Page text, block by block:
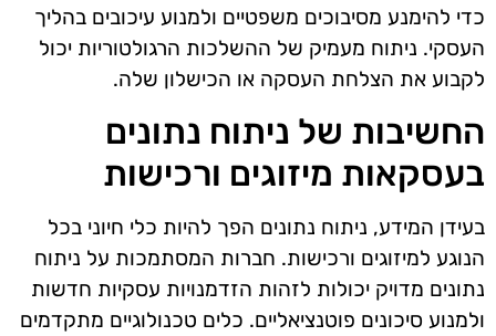
כדי להימנע מסיבוכים משפטיים ולמנוע עיכובים בהליך
העסקי. ניתוח מעמיק של ההשלכות הרגולטוריות יכול
לקבוע את הצלחת העסקה או הכישלון שלה.
החשיבות של ניתוח נתונים
בעסקאות מיזוגים ורכישות
בעידן המידע, ניתוח נתונים הפך להיות כלי חיוני בכל
הנוגע למיזוגים ורכישות. חברות המסתמכות על ניתוח
נתונים מדויק יכולות לזהות הזדמנויות עסקיות חדשות
ולמנוע סיכונים פוטנציאליים. כלים טכנולוגיים מתקדמים